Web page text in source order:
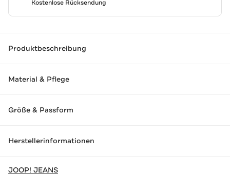
Kostenlose Rücksendung
Produktbeschreibung
Material & Pflege
Größe & Passform
Herstellerinformationen
JOOP! JEANS